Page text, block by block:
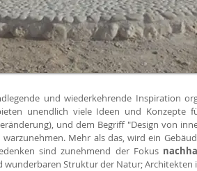
und wiederkehrende Inspiration
unendlich viele Ideen und Konzepte
und dem Begriff "Design von
Mehr als das, wird ein
sind zunehmend der Fokus
Struktur der Natur; Architekten